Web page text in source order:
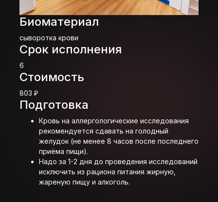
Биоматериал
сыворотка крови
Срок исполнения
6
Стоимость
803 ₽
Подготовка
Кровь на аллергологические исследования
рекомендуется сдавать на голодный
желудок (не менее 8 часов после последнего
приёма пищи).
Надо за 1-2 дня до проведения исследований
исключить из рациона питания жирную,
жареную пищу и алкоголь.